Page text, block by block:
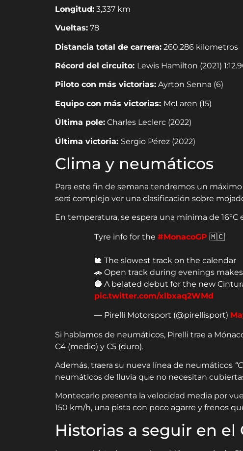
Longitud: 3,337 km
Vueltas: 78
Distancia total de carrera: 260.286 kilometros
Récord del circuito: Lewis Hamilton (2021)
Piloto con más victorias: Ayrton Senna (6)
Equipo con más victorias: McLaren (15)
Última pole: Charles Leclerc (2022)
Última victoria: Sergio Pérez (2022)
Clima y neumáticos
Para este fin de semana tendremos un
será complejo ver una clasificación sobre
En temperatura, se espera una mínima de
Tyre info for the #MonacoGP 🇲🇨
🐌 The slowest track on the calendar
🚗 Open track during evenings
🔵 A belated debut for the new
pic.twitter.com/xlbxaq2WMd
— Pirelli Motorsport (@pirellisport)
Si hablamos de neumáticos, Pirelli trae a
C4 (medio) y C5 (duro).
Además, traera su nueva línea de neumáticos
neumáticos de lluvia que no necesitan
Montecarlo presenta la velocidad media por
150 km/h, una pista con poco agarre y frenos
Historias a seguir en el